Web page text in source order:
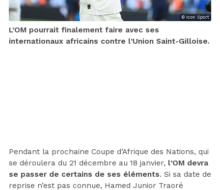
© Icon Sport
L’OM pourrait finalement faire avec ses
internationaux africains contre l’Union Saint-Gilloise.
Pendant la prochaine Coupe d’Afrique des Nations, qui
se déroulera du 21 décembre au 18 janvier, l’OM devra
se passer de certains de ses éléments. Si sa date de
reprise n’est pas connue, Hamed Junior Traoré